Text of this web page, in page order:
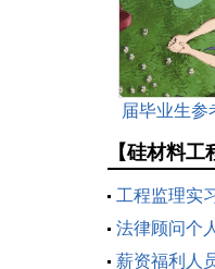
届毕业生参
【硅材料
工程监理实
法律顾问个
薪资福利人